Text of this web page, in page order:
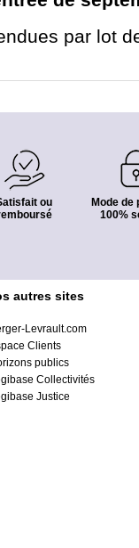
par lot
ou
Mode de
100%
autres sites
Levrault.com
Clients
publics
Collectivités
Justice